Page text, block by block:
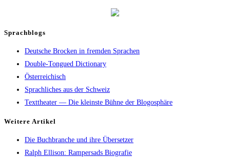
Sprachblogs
Deutsche Brocken in fremden Sprachen
Double-Tongued Dictionary
Österreichisch
Sprachliches aus der Schweiz
Texttheater — Die kleinste Bühne der Blogosphäre
Wei­te­re Artikel
Die Buch­bran­che und ihre Übersetzer
Ralph Elli­son: Ram­pers­ads Biografie